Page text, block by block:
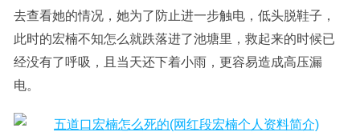
去查看她的情况，她为了防止进一步触电，低头脱鞋子，
此时的宏楠不知怎么就跌落进了池塘里，救起来的时候已
经没有了呼吸，且当天还下着小雨，更容易造成高压漏
电。